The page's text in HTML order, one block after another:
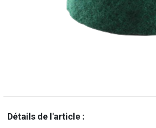
Détails de l'article :